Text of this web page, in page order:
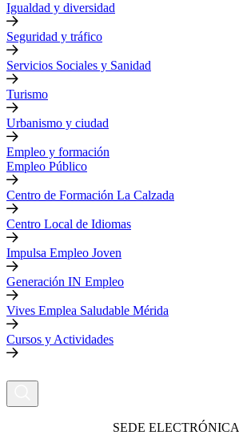
Igualdad y diversidad
Seguridad y tráfico
Servicios Sociales y Sanidad
Turismo
Urbanismo y ciudad
Empleo y formación
Empleo Público
Centro de Formación La Calzada
Centro Local de Idiomas
Impulsa Empleo Joven
Generación IN Empleo
Vives Emplea Saludable Mérida
Cursos y Actividades
SEDE ELECTRÓNICA